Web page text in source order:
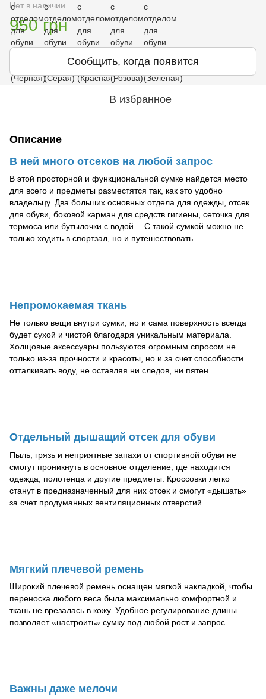
Нет в наличии
950 грн
Сообщить, когда появится
В избранное
Описание
В ней много отсеков на любой запрос
В этой просторной и функциональной сумке найдется место
для всего и предметы разместятся так, как это удобно
владельцу. Два больших основных отдела для одежды, отсек
для обуви, боковой карман для средств гигиены, сеточка для
термоса или бутылочки с водой… С такой сумкой можно не
только ходить в спортзал, но и путешествовать.
Непромокаемая ткань
Не только вещи внутри сумки, но и сама поверхность всегда
будет сухой и чистой благодаря уникальным материала.
Холщовые аксессуары пользуются огромным спросом не
только из-за прочности и красоты, но и за счет способности
отталкивать воду, не оставляя ни следов, ни пятен.
Отдельный дышащий отсек для обуви
Пыль, грязь и неприятные запахи от спортивной обуви не
смогут проникнуть в основное отделение, где находится
одежда, полотенца и другие предметы. Кроссовки легко
станут в предназначенный для них отсек и смогут «дышать»
за счет продуманных вентиляционных отверстий.
Мягкий плечевой ремень
Широкий плечевой ремень оснащен мягкой накладкой, чтобы
переноска любого веса была максимально комфортной и
ткань не врезалась в кожу. Удобное регулирование длины
позволяет «настроить» сумку под любой рост и запрос.
Важны даже мелочи